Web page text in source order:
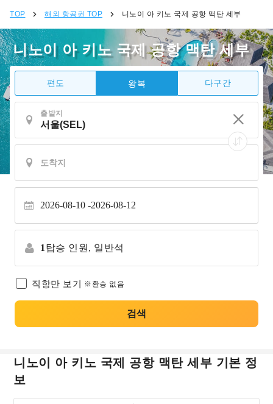
TOP 해외 항공권 TOP 니노이 아 키노 국제 공항 맥탄 세부
니노이 아 키노 국제 공항 맥탄 세부
편도 왕복 다구간
출발지
2026-08-10 2026-08-12
1 탑승 인원, 일반석
직항만 보기 ※환승 없음
검색
니노이 아 키노 국제 공항 맥탄 세부 기본 정
보